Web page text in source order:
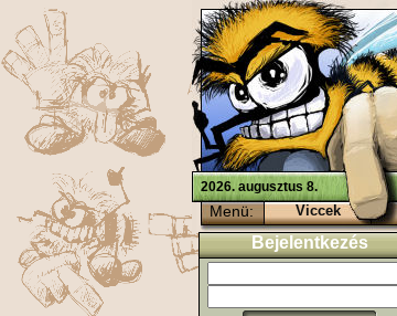
2026. augusztus 8.
Menü: Viccek
Bejelentkezés